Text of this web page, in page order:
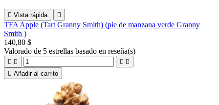
 Vista rápida 
TFA Apple (Tart Granny Smith) (pie de manzana verde Granny
Smith )
140,80 $
Valorado de 5 estrellas basado en reseña(s)
   
 Añadir al carrito